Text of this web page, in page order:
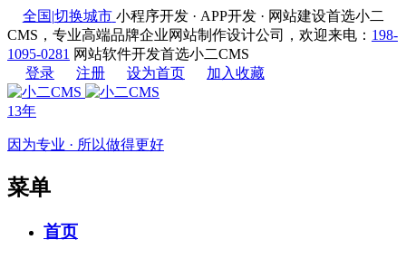
全国|切换城市 小程序开发 · APP开发 · 网站建设首选小二
CMS，专业高端品牌企业网站制作设计公司，欢迎来电： 198-
1095-0281 网站软件开发首选小二CMS
登录
注册 设为首页 加入收藏
13年
因为专业 · 所以做得更好
菜单
首页